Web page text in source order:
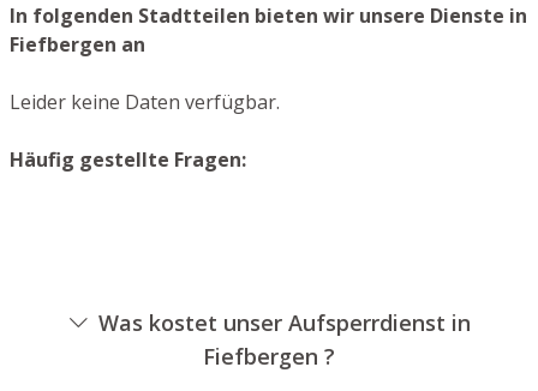
In folgenden Stadtteilen bieten wir unsere Dienste in
Fiefbergen an
Leider keine Daten verfügbar.
Häufig gestellte Fragen:
Was kostet unser Aufsperrdienst in
Fiefbergen ?